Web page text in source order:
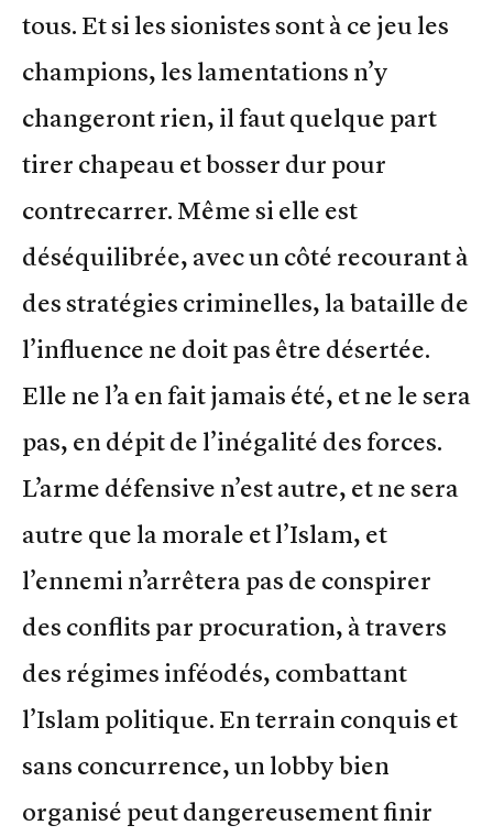
tous. Et si les sionistes sont à ce jeu les
champions, les lamentations n’y
changeront rien, il faut quelque part
tirer chapeau et bosser dur pour
contrecarrer. Même si elle est
déséquilibrée, avec un côté recourant à
des stratégies criminelles, la bataille de
l’influence ne doit pas être désertée.
Elle ne l’a en fait jamais été, et ne le sera
pas, en dépit de l’inégalité des forces.
L’arme défensive n’est autre, et ne sera
autre que la morale et l’Islam, et
l’ennemi n’arrêtera pas de conspirer
des conflits par procuration, à travers
des régimes inféodés, combattant
l’Islam politique. En terrain conquis et
sans concurrence, un lobby bien
organisé peut dangereusement finir